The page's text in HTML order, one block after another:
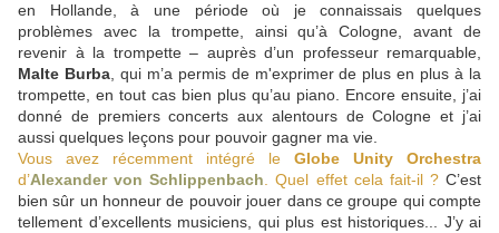
en Hollande, à une période où je connaissais quelques
problèmes avec la trompette, ainsi qu’à Cologne, avant de
revenir à la trompette – auprès d’un professeur remarquable,
Malte Burba, qui m’a permis de m'exprimer de plus en plus à la
trompette, en tout cas bien plus qu’au piano. Encore ensuite, j’ai
donné de premiers concerts aux alentours de Cologne et j’ai
aussi quelques leçons pour pouvoir gagner ma vie.
Vous avez récemment intégré le Globe Unity Orchestra
d’Alexander von Schlippenbach . Quel effet cela fait-il ?C’est
bien sûr un honneur de pouvoir jouer dans ce groupe qui compte
tellement d’excellents musiciens, qui plus est historiques... J’y ai